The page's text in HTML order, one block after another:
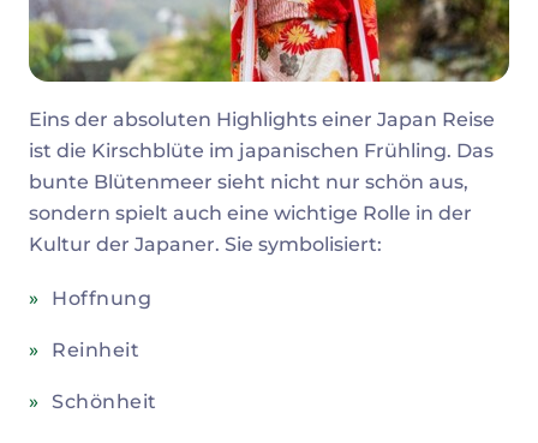
Eins der absoluten Highlights einer Japan Reise
ist die Kirschblüte im japanischen Frühling. Das
bunte Blütenmeer sieht nicht nur schön aus,
sondern spielt auch eine wichtige Rolle in der
Kultur der Japaner. Sie symbolisiert:
Hoffnung
Reinheit
Schönheit